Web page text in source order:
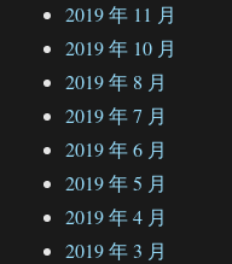
2019 年 11 月
2019 年 10 月
2019 年 8 月
2019 年 7 月
2019 年 6 月
2019 年 5 月
2019 年 4 月
2019 年 3 月